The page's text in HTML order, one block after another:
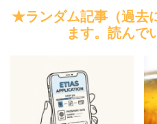
★ランダム記事（過去
ます。読んで